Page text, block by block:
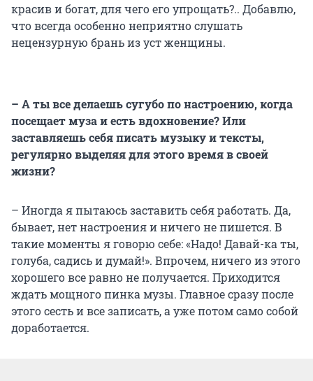
красив и богат, для чего его упрощать?.. Добавлю,
что всегда особенно неприятно слушать
нецензурную брань из уст женщины.
– А ты все делаешь сугубо по настроению, когда
посещает муза и есть вдохновение? Или
заставляешь себя писать музыку и тексты,
регулярно выделяя для этого время в своей
жизни?
– Иногда я пытаюсь заставить себя работать. Да,
бывает, нет настроения и ничего не пишется. В
такие моменты я говорю себе: «Надо! Давай-ка ты,
голуба, садись и думай!». Впрочем, ничего из этого
хорошего все равно не получается. Приходится
ждать мощного пинка музы. Главное сразу после
этого сесть и все записать, а уже потом само собой
доработается.